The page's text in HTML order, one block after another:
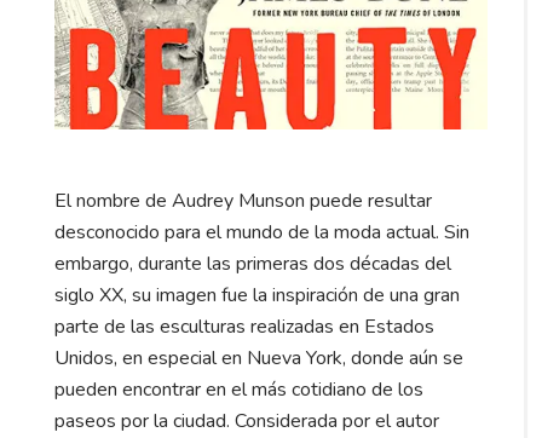
El nombre de Audrey Munson puede resultar
desconocido para el mundo de la moda actual. Sin
embargo, durante las primeras dos décadas del
siglo XX, su imagen fue la inspiración de una gran
parte de las esculturas realizadas en Estados
Unidos, en especial en Nueva York, donde aún se
pueden encontrar en el más cotidiano de los
paseos por la ciudad. Considerada por el autor